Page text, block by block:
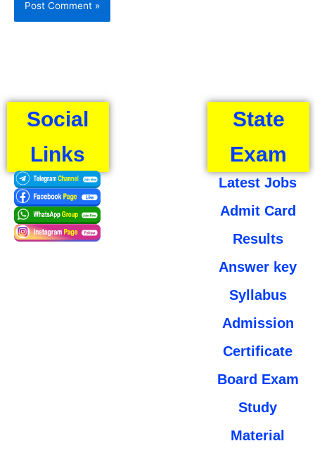
Social
Links
State
Exam
Latest Jobs
Admit Card
Results
Answer key
Syllabus
Admission
Certificate
Board Exam
Study
Material